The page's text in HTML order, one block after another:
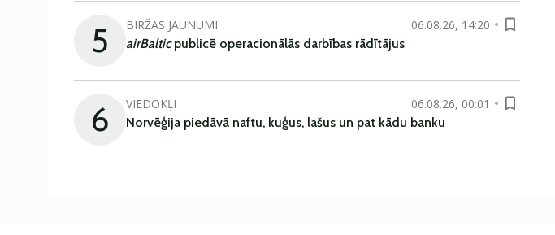
5 BIRŽAS JAUNUMI
06.08.26, 14:20
airBalticpublicē operacionālās darbības rādītājus
6 VIEDOKĻI
06.08.26, 00:01
Norvēģija piedāvā naftu, kuģus, lašus un pat kādu banku